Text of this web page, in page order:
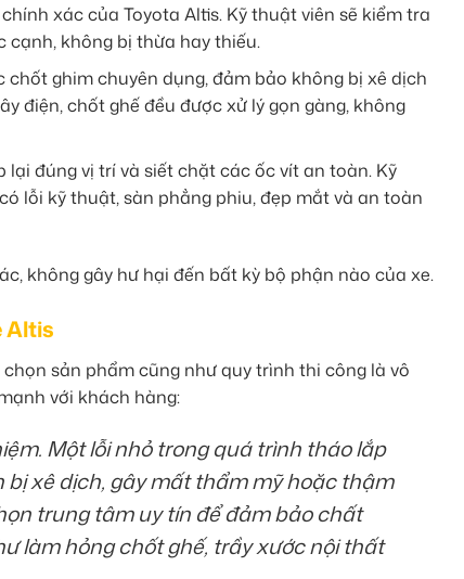
xác của Toyota Altis. Kỹ thuật viên sẽ kiểm tra
cạnh, không bị thừa hay thiếu.
ghim chuyên dụng, đảm bảo không bị xê dịch
điện, chốt ghế đều được xử lý gọn gàng, không
đúng vị trí và siết chặt các ốc vít an toàn. Kỹ
lỗi kỹ thuật, sàn phẳng phiu, đẹp mắt và an toàn
không gây hư hại đến bất kỳ bộ phận nào của xe.
Altis
sản phẩm cũng như quy trình thi công là vô
với khách hàng:
Một lỗi nhỏ trong quá trình tháo lắp
xê dịch, gây mất thẩm mỹ hoặc thậm
trung tâm uy tín để đảm bảo chất
làm hỏng chốt ghế, trầy xước nội thất